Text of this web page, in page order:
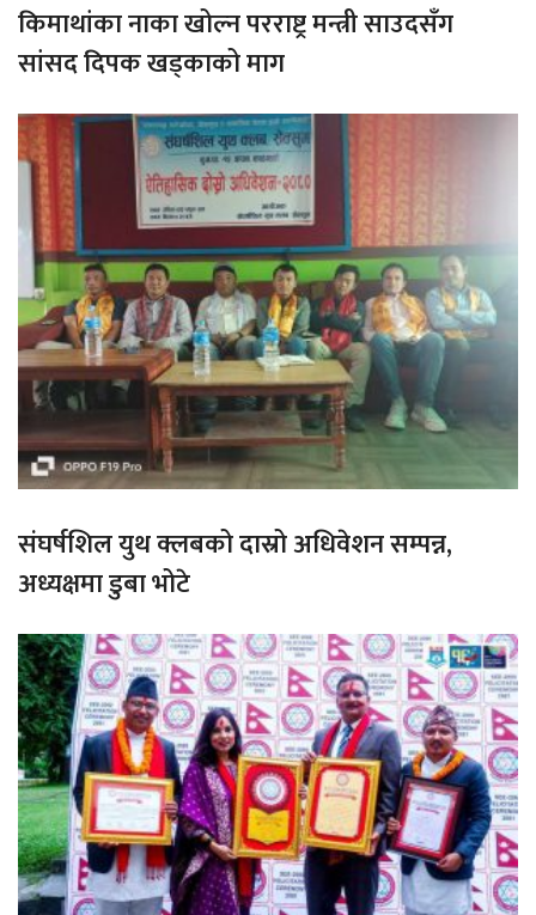
किमाथांका नाका खोल्न परराष्ट्र मन्त्री साउदसँग
सांसद दिपक खड्काको माग
संघर्षशिल युथ क्लबको दास्रो अधिवेशन सम्पन्न,
अध्यक्षमा डुबा भोटे